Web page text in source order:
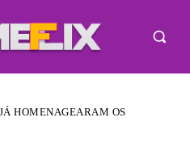
HOMENAGEARAM OS